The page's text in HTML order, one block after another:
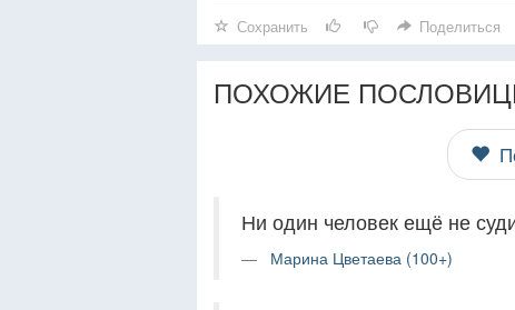
Сохранить Поделиться
ПОХОЖИЕ
Ни один человек ещё не
Марина Цветаева (100+)